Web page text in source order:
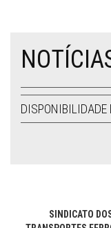
DISPONIBILIDADE
SINDICATO